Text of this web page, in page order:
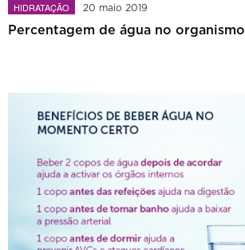
HIDRATAÇÃO 20 maio 2019
Percentagem de água no organismo